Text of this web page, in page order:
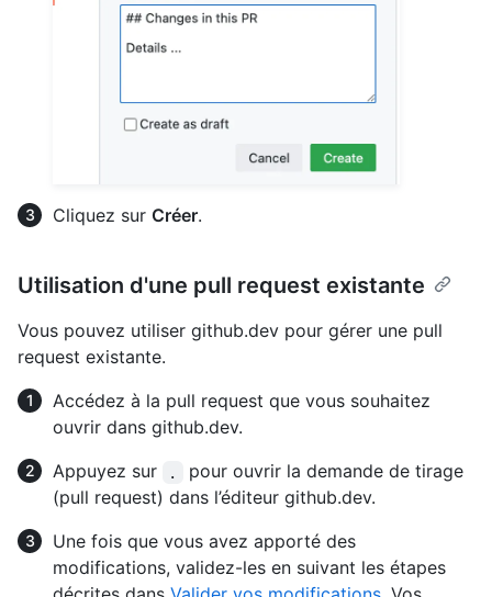
Cliquez sur Créer.
Utilisation d'une pull request existante
Vous pouvez utiliser github.dev pour gérer une pull
request existante.
Accédez à la pull request que vous souhaitez
ouvrir dans github.dev.
Appuyez sur
.
pour ouvrir la demande de tirage
(pull request) dans l’éditeur github.dev.
Une fois que vous avez apporté des
modifications, validez-les en suivant les étapes